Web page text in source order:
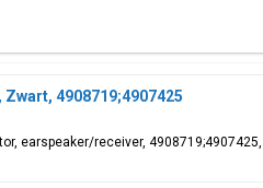
Zwart, 4908719;4907425
earspeaker/receiver,